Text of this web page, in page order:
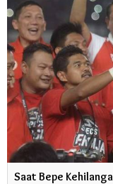
Saat Bepe